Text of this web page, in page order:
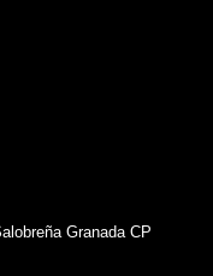
Granada CP